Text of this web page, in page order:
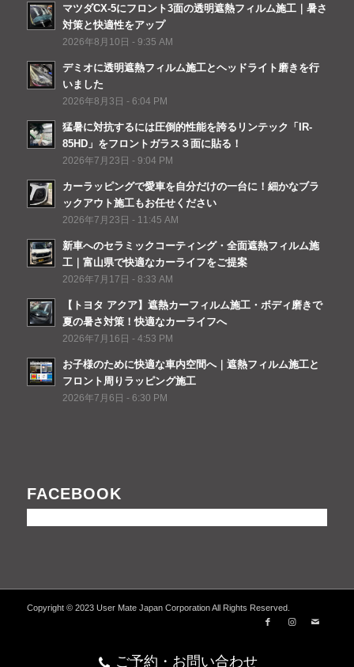
マツダCX-5にフロント3面の透明遮熱フィルム施工｜暑さ
対策と快適性をアップ
2026年8月10日 - 9:35 AM
デミオに透明遮熱フィルム施工とヘッドライト磨きを行
いました
2026年8月3日 - 6:04 PM
猛暑に対抗するには圧倒的性能を誇るリンテック「IR-
85HD」をフロントガラス３面に貼る！
2026年7月23日 - 9:04 PM
カーラッピングで愛車を自分だけの一台に！細かなブラ
ックアウト施工もお任せください
2026年7月23日 - 11:45 AM
新車へのセラミックコーティング・全面遮熱フィルム施
工｜富山県で快適なカーライフをご提案
2026年7月17日 - 8:33 AM
【トヨタ アクア】遮熱カーフィルム施工・ボディ磨きで
夏の暑さ対策！快適なカーライフへ
2026年7月16日 - 4:53 PM
お子様のために快適な車内空間へ｜遮熱フィルム施工と
フロント周りラッピング施工
2026年7月6日 - 6:30 PM
FACEBOOK
Copyright © 2023 User Mate Japan Corporation All Rights Reserved.
ご予約・お問い合わせ